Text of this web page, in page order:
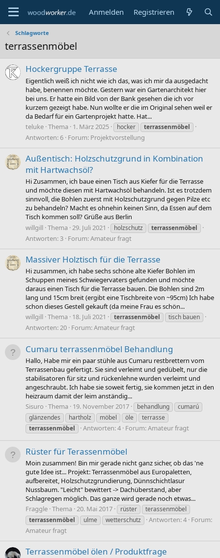
Anmelden Registrieren
Schlagworte
terrassenmöbel
Hockergruppe Terrasse
Eigentlich weiß ich nicht wie ich das, was ich mir da ausgedacht
habe, benennen möchte. Gestern war ein Gartenarchitekt hier
bei uns. Er hatte ein Bild von der Bank gesehen die ich vor
kurzem gezeigt habe. Nun wollte er die im Original sehen weil er
da Bedarf für ein Gartenprojekt hatte. Hat...
teluke Thema 1. März 2025 hocker terrassenmöbel
Antworten: 6 Forum: Projektvorstellung
Außentisch: Holzschutzgrund in Kombination
mit Hartwachsöl?
Hi Zusammen, ich baue einen Tisch aus Kiefer für die Terrasse
und möchte diesen mit Hartwachsöl behandeln. Ist es trotzdem
sinnvoll, die Bohlen zuerst mit Holzschutzgrund gegen Pilze etc
zu behandeln? Macht es ohnehin keinen Sinn, da Essen auf dem
Tisch kommen soll? Grüße aus Berlin
willgill Thema 29. Juli 2021 holzschutz terrassenmöbel
Antworten: 3 Forum:Amateur fragt
Massiver Holztisch für die Terrasse
Hi zusammen, ich habe sechs schöne alte Kiefer Bohlen im
Schuppen meines Schwiegervaters gefunden und möchte
daraus einen Tisch für die Terrasse bauen. Die Bohlen sind 2m
lang und 15cm breit (ergibt eine Tischbreite von ~95cm) Ich habe
schon dieses Gestell gekauft (da meine Frau es schön...
willgill Thema 18. Juli 2021 terrassenmöbel tisch bauen
Antworten: 20 Forum:Amateur fragt
Cumaru terrassenmöbel Behandlung
Hallo, Habe mir ein paar stühle aus Cumaru restbrettern vom
Terrassenbau gefertigt. Sie sind verleimt und gedübelt, nur die
stabilisatoren für sitz und rückenlehne wurden verleimt und
angeschraubt. Ich habe sie soweit fertig, sie kommen jetzt in den
heizraum damit der leim anständig...
Sisuro Thema 19. November 2017 behandlung
cumarú
glänzendes
hartholz möbel öle
terrasse
terrassenmöbel
Antworten: 4 Forum:Amateur fragt
Rüster für Terassenmöbel
Moin zusammen! Bin mir gerade nicht ganz sicher, ob das 'ne
gute Idee ist... Projekt: Terrassenmöbel aus Europaletten,
aufbereitet, Holzschutzgrundierung, Dünnschichtlasur
Nussbaum. "Leicht" bewittert -> Dachüberstand, aber
Schlagregen möglich. Das ganze wird gerade noch etwas...
Fraggle Thema 20. Mai 2017 rüster
terassenmöbel
terrassenmöbel
ulme wetterschutz Antworten: 4 Forum:
Amateur fragt
Terrassenmöbel ölen / Produktfrage